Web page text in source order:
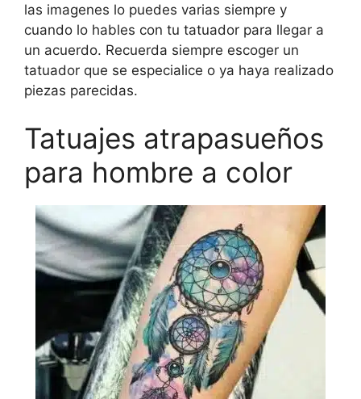
las imagenes lo puedes varias siempre y
cuando lo hables con tu tatuador para llegar a
un acuerdo. Recuerda siempre escoger un
tatuador que se especialice o ya haya realizado
piezas parecidas.
Tatuajes atrapasueños
para hombre a color